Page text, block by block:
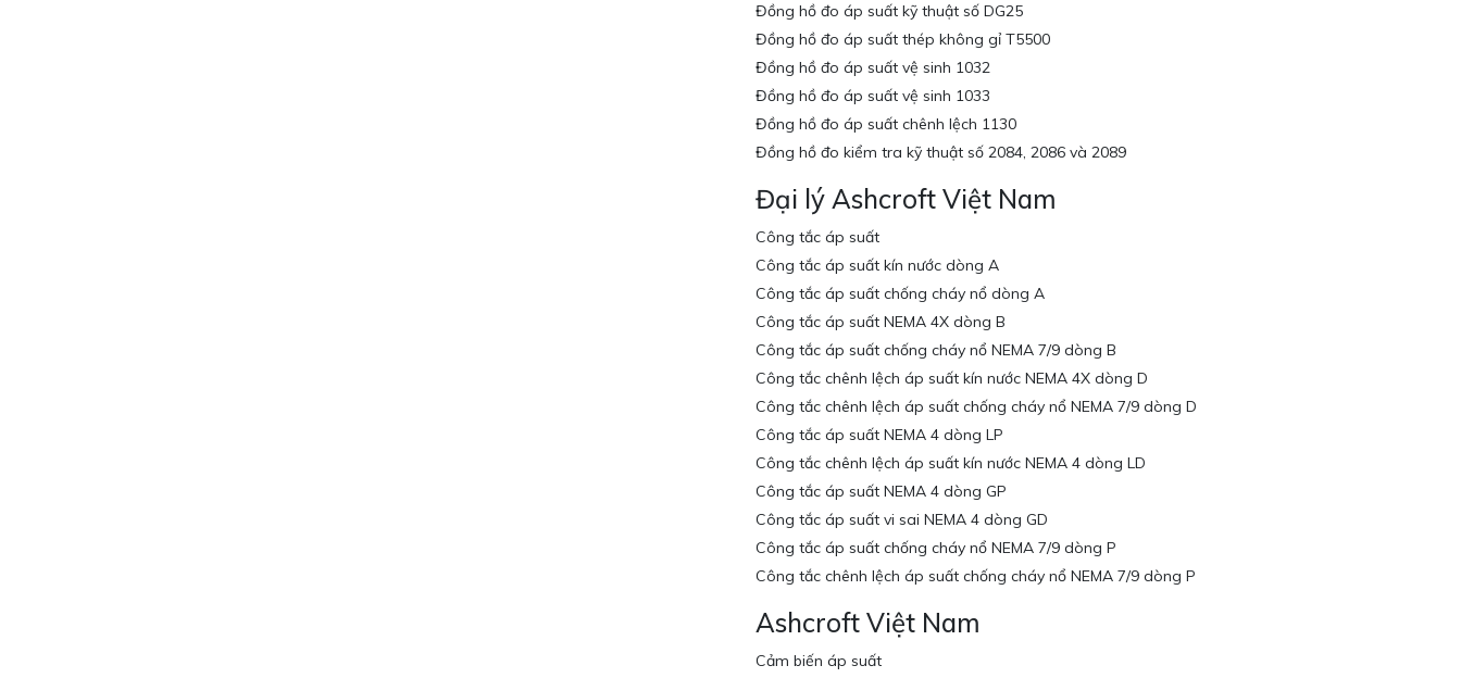
Đồng hồ đo áp suất kỹ thuật số DG25
Đồng hồ đo áp suất thép không gỉ T5500
Đồng hồ đo áp suất vệ sinh 1032
Đồng hồ đo áp suất vệ sinh 1033
Đồng hồ đo áp suất chênh lệch 1130
Đồng hồ đo kiểm tra kỹ thuật số 2084, 2086 và 2089
Đại lý Ashcroft Việt Nam
Công tắc áp suất
Công tắc áp suất kín nước dòng A
Công tắc áp suất chống cháy nổ dòng A
Công tắc áp suất NEMA 4X dòng B
Công tắc áp suất chống cháy nổ NEMA 7/9 dòng B
Công tắc chênh lệch áp suất kín nước NEMA 4X dòng D
Công tắc chênh lệch áp suất chống cháy nổ NEMA 7/9 dòng D
Công tắc áp suất NEMA 4 dòng LP
Công tắc chênh lệch áp suất kín nước NEMA 4 dòng LD
Công tắc áp suất NEMA 4 dòng GP
Công tắc áp suất vi sai NEMA 4 dòng GD
Công tắc áp suất chống cháy nổ NEMA 7/9 dòng P
Công tắc chênh lệch áp suất chống cháy nổ NEMA 7/9 dòng P
Ashcroft Việt Nam
Cảm biến áp suất